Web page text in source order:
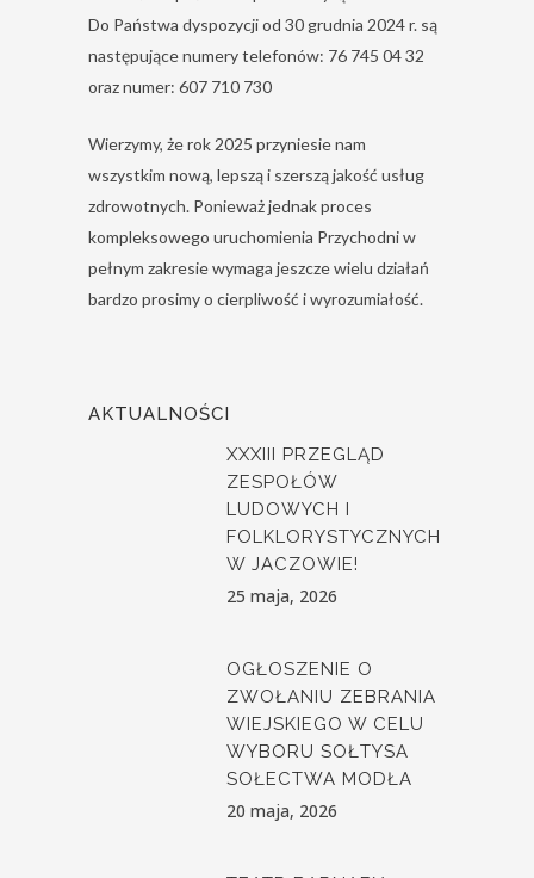
Do Państwa dyspozycji od 30 grudnia 2024 r. są
następujące numery telefonów: 76 745 04 32
oraz numer: 607 710 730
Wierzymy, że rok 2025 przyniesie nam
wszystkim nową, lepszą i szerszą jakość usług
zdrowotnych. Ponieważ jednak proces
kompleksowego uruchomienia Przychodni w
pełnym zakresie wymaga jeszcze wielu działań
bardzo prosimy o cierpliwość i wyrozumiałość.
AKTUALNOŚCI
XXXIII PRZEGLĄD
ZESPOŁÓW
LUDOWYCH I
FOLKLORYSTYCZNYCH
W JACZOWIE!
25 maja, 2026
OGŁOSZENIE O
ZWOŁANIU ZEBRANIA
WIEJSKIEGO W CELU
WYBORU SOŁTYSA
SOŁECTWA MODŁA
20 maja, 2026